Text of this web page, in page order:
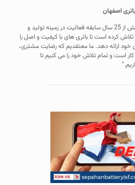
اصفهان
“سپاهان باتری اصفهان با بیش از 25 سال سابقه فعالیت در زمینه تولید و
کرده است تا باتری های با کیفیت و اصل را
ارائه دهد. ما معتقدیم که رضایت مشتری،
و تمام تلاش خود را می کنیم تا